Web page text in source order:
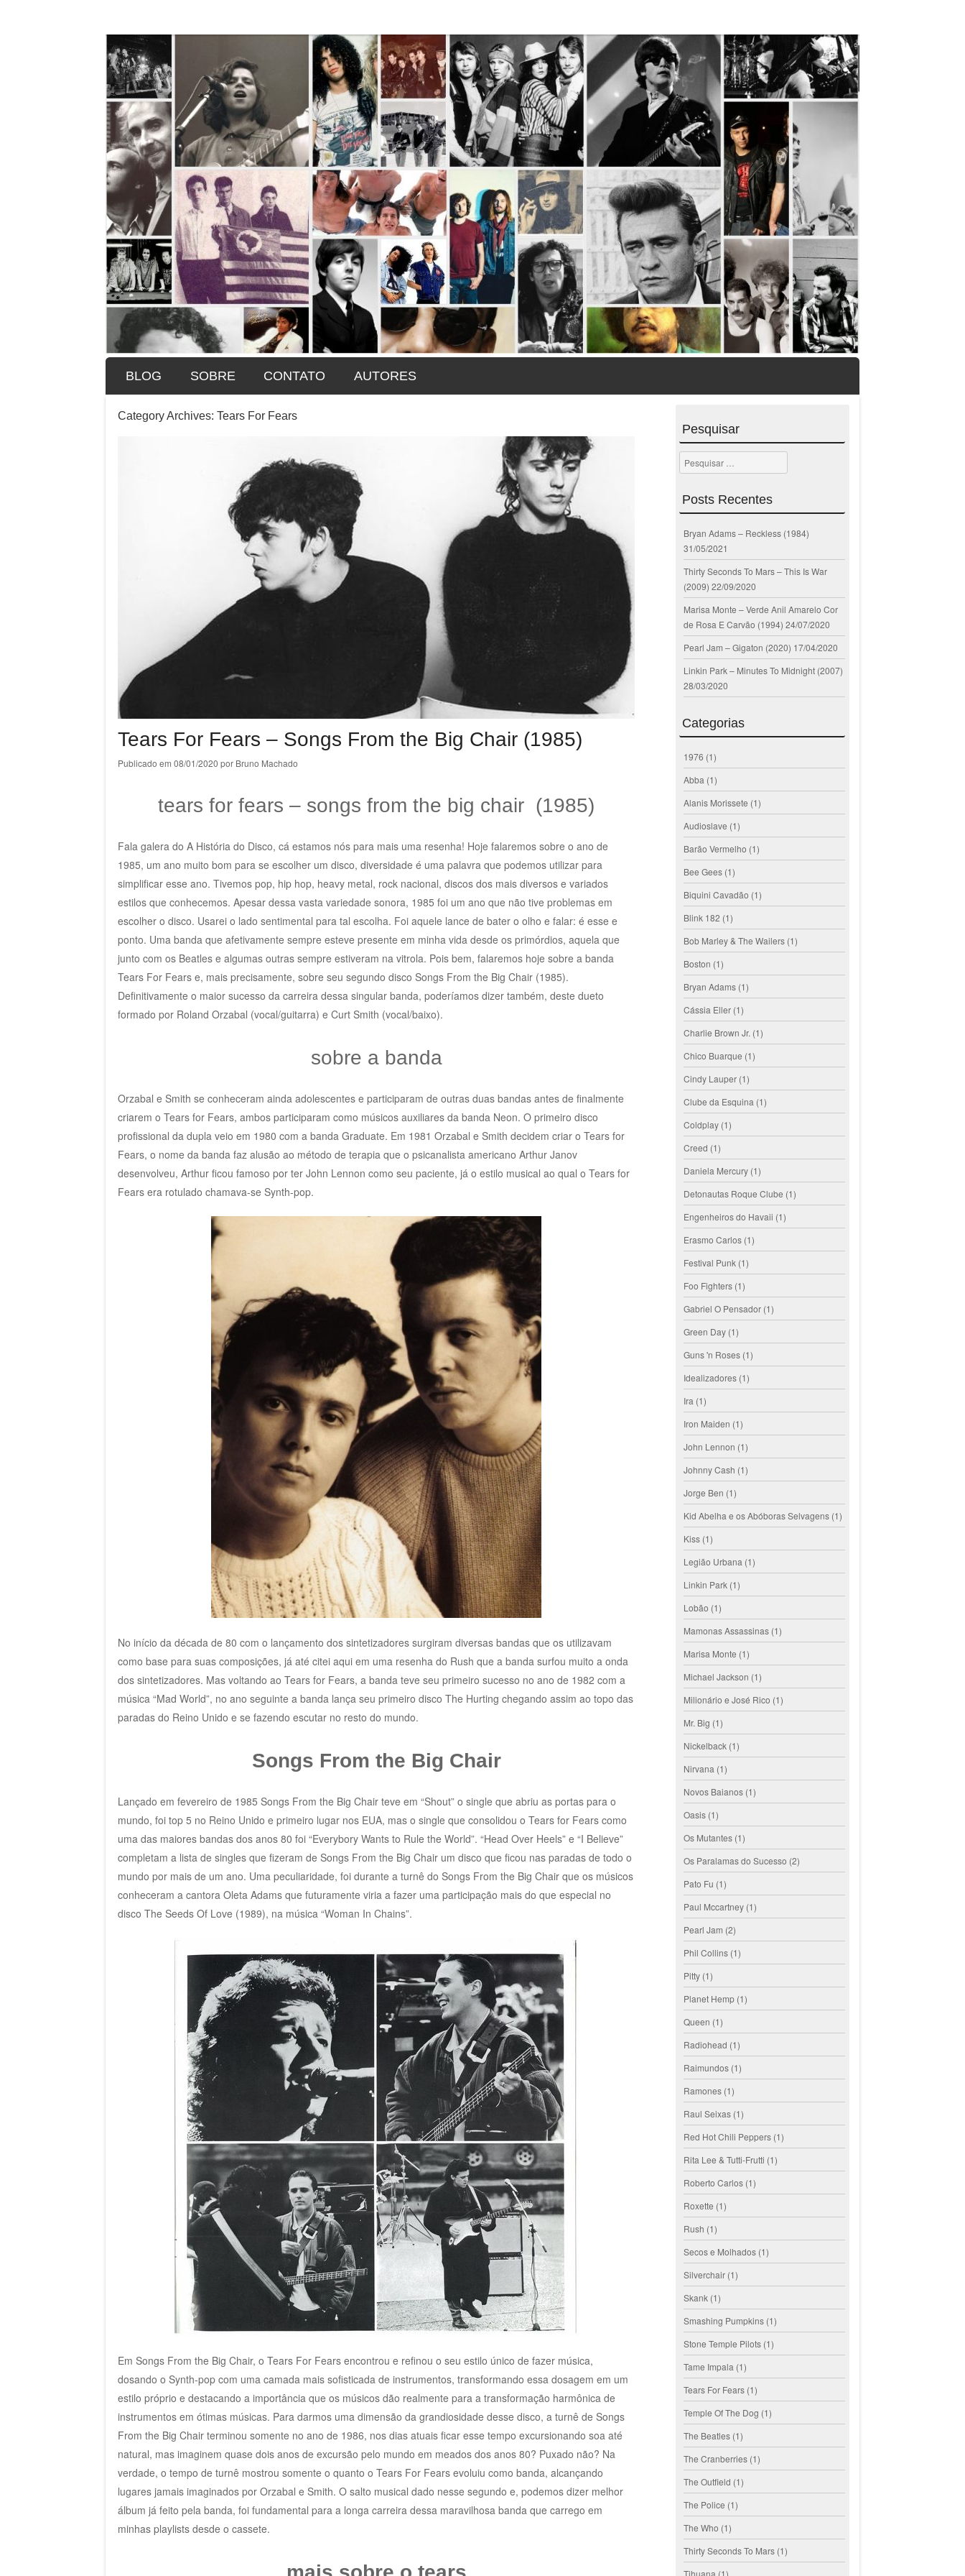
A História do Disco
Menu
SKIP TO CONTENT
BLOG SOBRE CONTATO AUTORES
Category Archives: Tears For Fears
Tears For Fears – Songs From the Big Chair (1985)
Publicado em 08/01/2020 por Bruno Machado
tears for fears – songs from the big chair (1985)
Fala galera do A História do Disco, cá estamos nós para mais uma resenha! Hoje falaremos sobre o ano de
1985, um ano muito bom para se escolher um disco, diversidade é uma palavra que podemos utilizar para
simplificar esse ano. Tivemos pop, hip hop, heavy metal, rock nacional, discos dos mais diversos e variados
estilos que conhecemos. Apesar dessa vasta variedade sonora, 1985 foi um ano que não tive problemas em
escolher o disco. Usarei o lado sentimental para tal escolha. Foi aquele lance de bater o olho e falar: é esse e
ponto. Uma banda que afetivamente sempre esteve presente em minha vida desde os primórdios, aquela que
junto com os Beatles e algumas outras sempre estiveram na vitrola. Pois bem, falaremos hoje sobre a banda
Tears For Fears e, mais precisamente, sobre seu segundo disco Songs From the Big Chair (1985).
Definitivamente o maior sucesso da carreira dessa singular banda, poderíamos dizer também, deste dueto
formado por Roland Orzabal (vocal/guitarra) e Curt Smith (vocal/baixo).
sobre a banda
Orzabal e Smith se conheceram ainda adolescentes e participaram de outras duas bandas antes de finalmente
criarem o Tears for Fears, ambos participaram como músicos auxiliares da banda Neon. O primeiro disco
profissional da dupla veio em 1980 com a banda Graduate. Em 1981 Orzabal e Smith decidem criar o Tears for
Fears, o nome da banda faz alusão ao método de terapia que o psicanalista americano Arthur Janov
desenvolveu, Arthur ficou famoso por ter John Lennon como seu paciente, já o estilo musical ao qual o Tears for
Fears era rotulado chamava-se Synth-pop.
No início da década de 80 com o lançamento dos sintetizadores surgiram diversas bandas que os utilizavam
como base para suas composições, já até citei aqui em uma resenha do Rush que a banda surfou muito a onda
dos sintetizadores. Mas voltando ao Tears for Fears, a banda teve seu primeiro sucesso no ano de 1982 com a
música “Mad World”, no ano seguinte a banda lança seu primeiro disco The Hurting chegando assim ao topo das
paradas do Reino Unido e se fazendo escutar no resto do mundo.
Songs From the Big Chair
Lançado em fevereiro de 1985 Songs From the Big Chair teve em “Shout” o single que abriu as portas para o
mundo, foi top 5 no Reino Unido e primeiro lugar nos EUA, mas o single que consolidou o Tears for Fears como
uma das maiores bandas dos anos 80 foi “Everybory Wants to Rule the World”. “Head Over Heels” e “I Believe”
completam a lista de singles que fizeram de Songs From the Big Chair um disco que ficou nas paradas de todo o
mundo por mais de um ano. Uma peculiaridade, foi durante a turnê do Songs From the Big Chair que os músicos
conheceram a cantora Oleta Adams que futuramente viria a fazer uma participação mais do que especial no
disco The Seeds Of Love (1989), na música “Woman In Chains”.
Em Songs From the Big Chair, o Tears For Fears encontrou e refinou o seu estilo único de fazer música,
dosando o Synth-pop com uma camada mais sofisticada de instrumentos, transformando essa dosagem em um
estilo próprio e destacando a importância que os músicos dão realmente para a transformação harmônica de
instrumentos em ótimas músicas. Para darmos uma dimensão da grandiosidade desse disco, a turnê de Songs
From the Big Chair terminou somente no ano de 1986, nos dias atuais ficar esse tempo excursionando soa até
natural, mas imaginem quase dois anos de excursão pelo mundo em meados dos anos 80? Puxado não? Na
verdade, o tempo de turnê mostrou somente o quanto o Tears For Fears evoluiu como banda, alcançando
lugares jamais imaginados por Orzabal e Smith. O salto musical dado nesse segundo e, podemos dizer melhor
álbum já feito pela banda, foi fundamental para a longa carreira dessa maravilhosa banda que carrego em
minhas playlists desde o cassete.
Pesquisar
Pesquisar
Posts Recentes
Bryan Adams – Reckless (1984)
31/05/2021
Thirty Seconds To Mars – This Is War
(2009) 22/09/2020
Marisa Monte – Verde Anil Amarelo Cor
de Rosa E Carvão (1994) 24/07/2020
Pearl Jam – Gigaton (2020) 17/04/2020
Linkin Park – Minutes To Midnight (2007)
28/03/2020
Categorias
1976 (1)
Abba (1)
Alanis Morissete (1)
Audioslave (1)
Barão Vermelho (1)
Bee Gees (1)
Biquini Cavadão (1)
Blink 182 (1)
Bob Marley & The Wailers (1)
Boston (1)
Bryan Adams (1)
Cássia Eller (1)
Charlie Brown Jr. (1)
Chico Buarque (1)
Cindy Lauper (1)
Clube da Esquina (1)
Coldplay (1)
Creed (1)
Daniela Mercury (1)
Detonautas Roque Clube (1)
Engenheiros do Havaii (1)
Erasmo Carlos (1)
Festival Punk (1)
Foo Fighters (1)
Gabriel O Pensador (1)
Green Day (1)
Guns 'n Roses (1)
Idealizadores (1)
Ira (1)
Iron Maiden (1)
John Lennon (1)
Johnny Cash (1)
Jorge Ben (1)
Kid Abelha e os Abóboras Selvagens (1)
Kiss (1)
Legião Urbana (1)
Linkin Park (1)
Lobão (1)
Mamonas Assassinas (1)
Marisa Monte (1)
Michael Jackson (1)
Milionário e José Rico (1)
Mr. Big (1)
Nickelback (1)
Nirvana (1)
Novos Baianos (1)
Oasis (1)
Os Mutantes (1)
Os Paralamas do Sucesso (2)
Pato Fu (1)
Paul Mccartney (1)
Pearl Jam (2)
Phil Collins (1)
Pitty (1)
Planet Hemp (1)
Queen (1)
Radiohead (1)
Raimundos (1)
Ramones (1)
Raul Seixas (1)
Red Hot Chili Peppers (1)
Rita Lee & Tutti-Frutti (1)
Roberto Carlos (1)
Roxette (1)
Rush (1)
Secos e Molhados (1)
Silverchair (1)
Skank (1)
Smashing Pumpkins (1)
Stone Temple Pilots (1)
Tame Impala (1)
Tears For Fears (1)
Temple Of The Dog (1)
The Beatles (1)
The Cranberries (1)
The Outfield (1)
The Police (1)
The Who (1)
Thirty Seconds To Mars (1)
Tihuana (1)